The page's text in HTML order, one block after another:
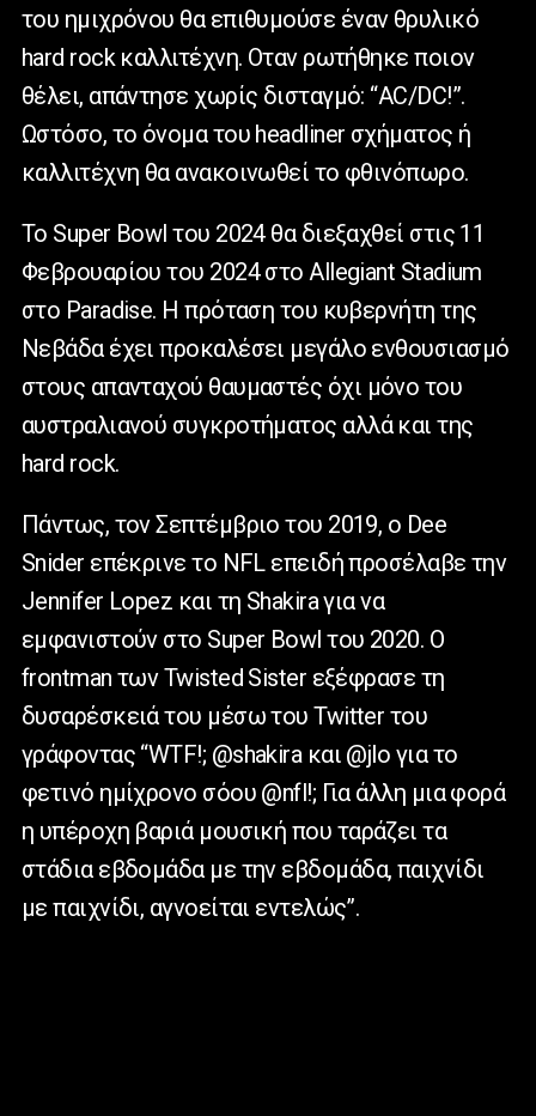
του ημιχρόνου θα επιθυμούσε έναν θρυλικό
hard rock καλλιτέχνη. Οταν ρωτήθηκε ποιον
θέλει, απάντησε χωρίς δισταγμό: “AC/DC!”.
Ωστόσο, το όνομα του headliner σχήματος ή
καλλιτέχνη θα ανακοινωθεί το φθινόπωρο.
Το Super Bowl του 2024 θα διεξαχθεί στις 11
Φεβρουαρίου του 2024 στο Allegiant Stadium
στο Paradise. Η πρόταση του κυβερνήτη της
Νεβάδα έχει προκαλέσει μεγάλο ενθουσιασμό
στους απανταχού θαυμαστές όχι μόνο του
αυστραλιανού συγκροτήματος αλλά και της
hard rock.
Πάντως, τον Σεπτέμβριο του 2019, ο Dee
Snider επέκρινε το NFL επειδή προσέλαβε την
Jennifer Lopez και τη Shakira για να
εμφανιστούν στο Super Bowl του 2020. Ο
frontman των Twisted Sister εξέφρασε τη
δυσαρέσκειά του μέσω του Twitter του
γράφοντας “WTF!; @shakira και @jlo για το
φετινό ημίχρονο σόου @nfl!; Για άλλη μια φορά
η υπέροχη βαριά μουσική που ταράζει τα
στάδια εβδομάδα με την εβδομάδα, παιχνίδι
με παιχνίδι, αγνοείται εντελώς”.